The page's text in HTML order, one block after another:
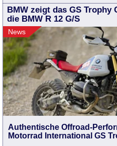
BMW zeigt das GS Trophy
die BMW R 12 G/S
News
Authentische Offroad-
Motorrad International GS